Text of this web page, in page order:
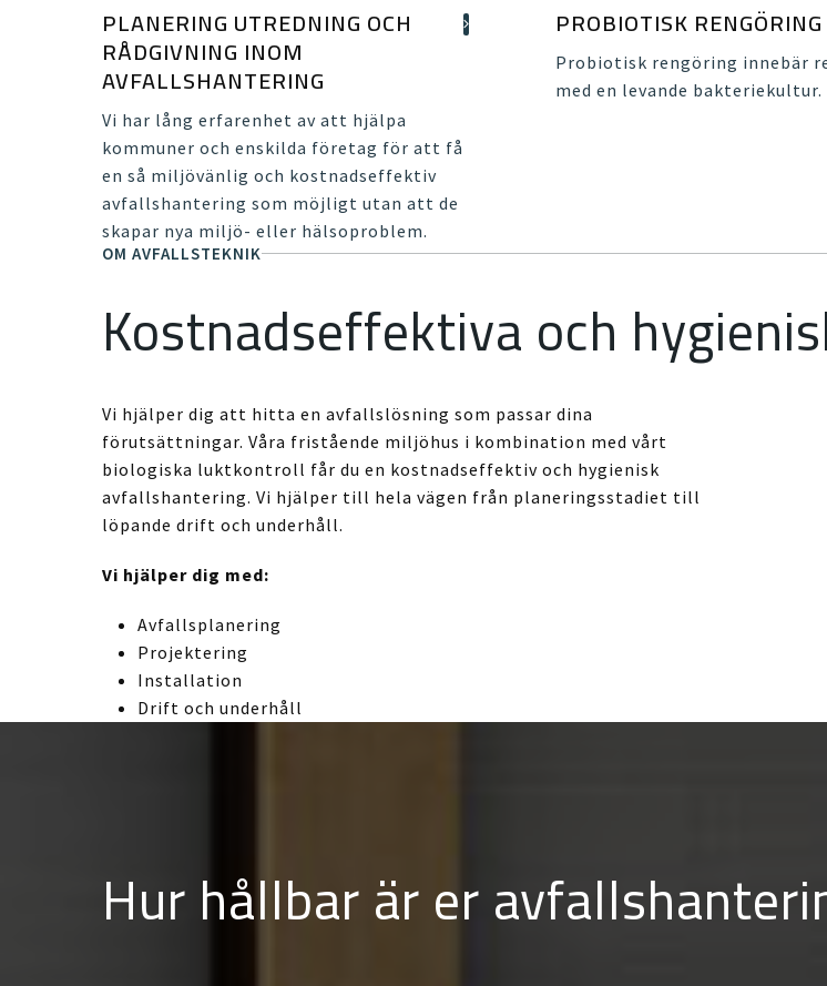
PLANERING UTREDNING OCH
RÅDGIVNING INOM
AVFALLSHANTERING
Vi har lång erfarenhet av att hjälpa
kommuner och enskilda företag för att få
en så miljövänlig och kostnadseffektiv
avfallshantering som möjligt utan att de
skapar nya miljö- eller hälsoproblem.
PROBIOTISK RENGÖRING
Probiotisk rengöring innebär
med en levande bakteriekultur.
OM AVFALLSTEKNIK
Kostnadseffektiva och
Vi hjälper dig att hitta en avfallslösning som passar dina
förutsättningar. Våra fristående miljöhus i kombination med vårt
biologiska luktkontroll får du en kostnadseffektiv och hygienisk
avfallshantering. Vi hjälper till hela vägen från planeringsstadiet till
löpande drift och underhåll.
Vi hjälper dig med:
Avfallsplanering
Projektering
Installation
Drift och underhåll
Hur hållbar är er